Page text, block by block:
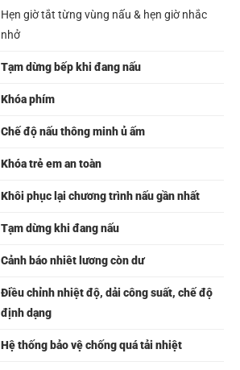
Hẹn giờ tắt từng vùng nấu & hẹn giờ nhắc
nhở
Tạm dừng bếp khi đang nấu
Khóa phím
Chế độ nấu thông minh ủ ấm
Khóa trẻ em an toàn
Khôi phục lại chương trình nấu gần nhất
Tạm dừng khi đang nấu
Cảnh báo nhiêt lương còn dư
Điều chỉnh nhiệt độ, dải công suất, chế độ
định dạng
Hệ thống bảo vệ chống quá tải nhiệt